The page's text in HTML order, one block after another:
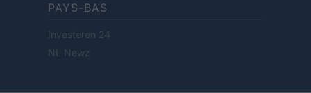
PAYS-BAS
Investeren 24
NL Newz